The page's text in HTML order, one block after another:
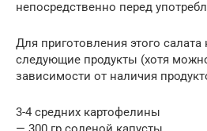
непосредственно перед
Для приготовления этого
следующие продукты (хотя
зависимости от наличия
3-4 средних картофелины